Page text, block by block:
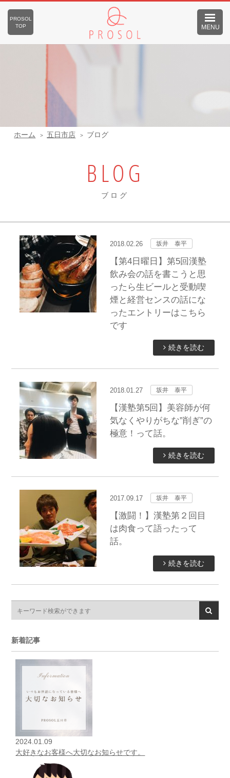
MENU
PROSOL
TOP
ホーム 五日市店 ブログ
BLOG
ブログ
2018.02.26 坂井 泰平
【第4日曜日】第5回漢塾
飲み会の話を書こうと思
ったら生ビールと受動喫
煙と経営センスの話にな
ったエントリーはこちら
です
続きを読む
2018.01.27 坂井 泰平
【漢塾第5回】美容師が何
気なくやりがちな”削ぎ”の
極意！って話。
続きを読む
2017.09.17 坂井 泰平
【激闘！】漢塾第２回目
は肉食って語ったって
話。
続きを読む
新着記事
2024.01.09
大好きなお客様へ大切なお知らせです。